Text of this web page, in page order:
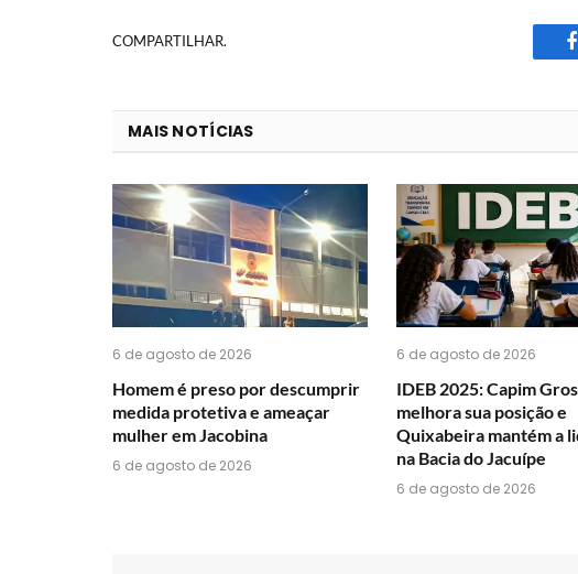
COMPARTILHAR.
MAIS NOTÍCIAS
6 de agosto de 2026
Homem é preso por descumprir
medida protetiva e ameaçar
mulher em Jacobina
6 de agosto de 2026
6 de agosto de 2026
IDEB 2025: Capim
melhora sua posição e
Quixabeira mantém a
na Bacia do Jacuípe
6 de agosto de 2026